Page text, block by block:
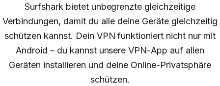
Surfshark bietet unbegrenzte gleichzeitige
Verbindungen, damit du alle deine Geräte gleichzeitig
schützen kannst. Dein VPN funktioniert nicht nur mit
Android – du kannst unsereVPN-App auf allen
Geräten installieren und deine Online-Privatsphäre
schützen.